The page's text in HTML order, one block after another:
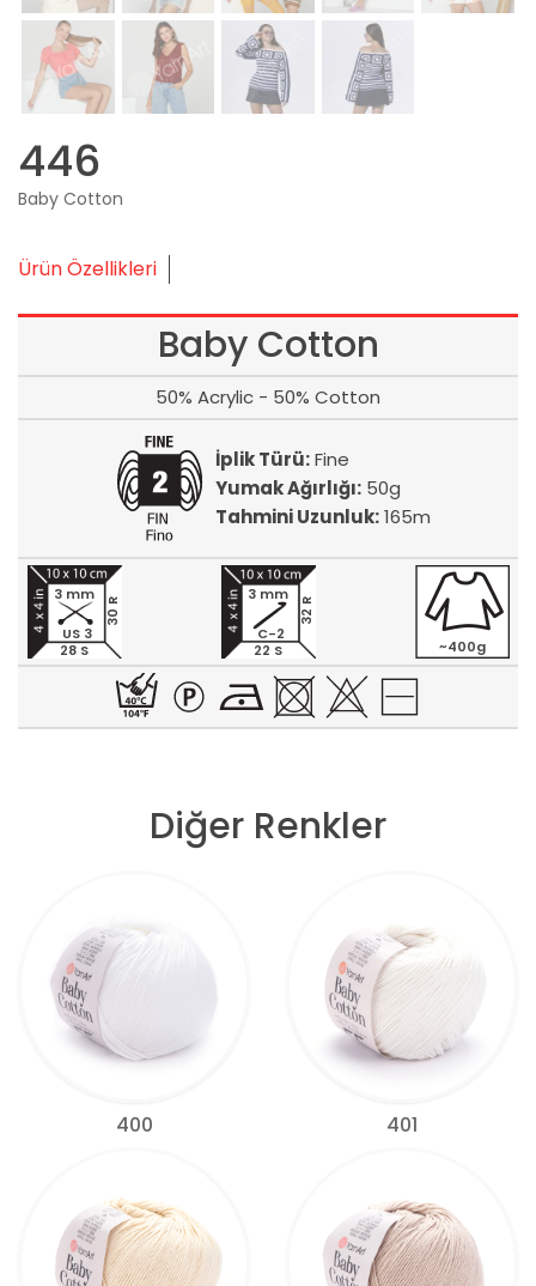
446
Baby Cotton
Ürün Özellikleri
Baby Cotton
50% Acrylic - 50% Cotton
İplik Türü:Fine
Yumak Ağırlığı: 50g
Tahmini Uzunluk:165m
28 S
30 R
3 mm
US 3
22 S
32 R
3 mm
C-2
~400g
Diğer Renkler
400 401